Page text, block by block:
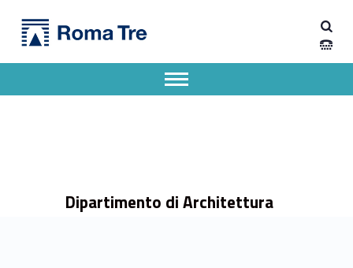
Shifting Perspectives: Plural Worlds, Contested Sciences - Dipartimento di Architettura
Dipartimento di Architettura
Apri il menu secondario
Header info sidebar